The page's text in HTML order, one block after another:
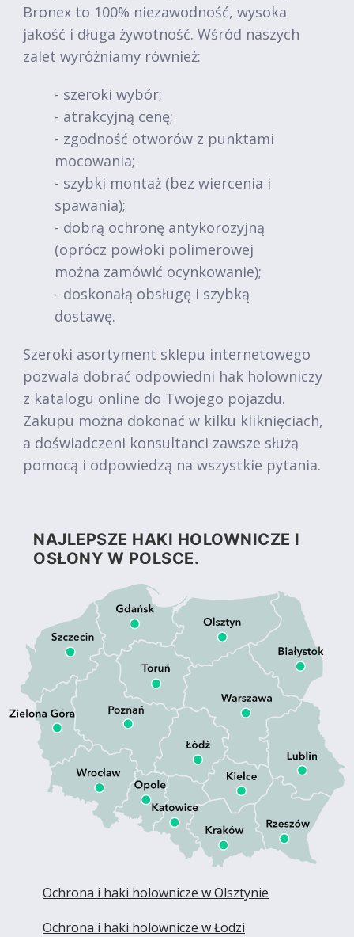
Bronex to 100% niezawodność, wysoka
jakość i długa żywotność. Wśród naszych
zalet wyróżniamy również:
- szeroki wybór;
- atrakcyjną cenę;
- zgodność otworów z punktami
mocowania;
- szybki montaż (bez wiercenia i
spawania);
- dobrą ochronę antykorozyjną
(oprócz powłoki polimerowej
można zamówić ocynkowanie);
- doskonałą obsługę i szybką
dostawę.
Szeroki asortyment sklepu internetowego
pozwala dobrać odpowiedni hak holowniczy
z katalogu online do Twojego pojazdu.
Zakupu można dokonać w kilku kliknięciach,
a doświadczeni konsultanci zawsze służą
pomocą i odpowiedzą na wszystkie pytania.
NAJLEPSZE HAKI HOLOWNICZE I
OSŁONY W POLSCE.
Ochrona i haki holownicze w Olsztynie
Ochrona i haki holownicze w Łodzi